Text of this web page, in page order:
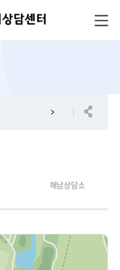
해남상담소